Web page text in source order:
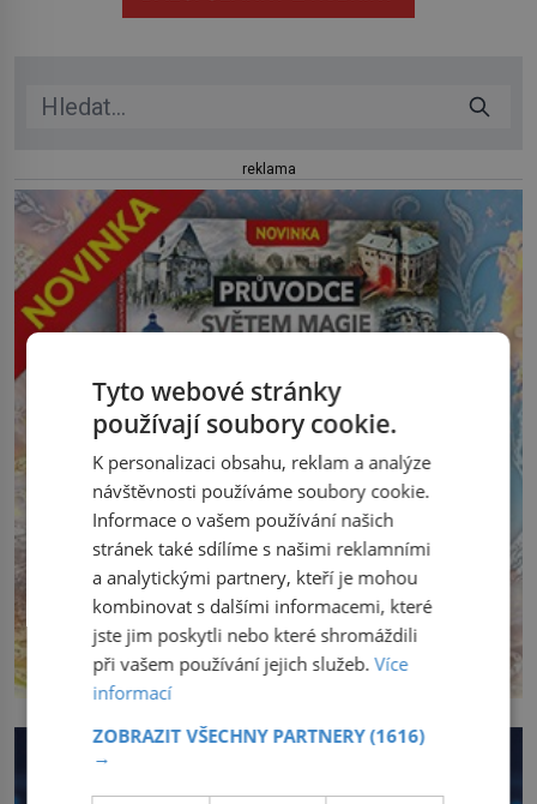
reklama
Tyto webové stránky
používají soubory cookie.
K personalizaci obsahu, reklam a analýze
návštěvnosti používáme soubory cookie.
Informace o vašem používání našich
stránek také sdílíme s našimi reklamními
a analytickými partnery, kteří je mohou
kombinovat s dalšími informacemi, které
jste jim poskytli nebo které shromáždili
při vašem používání jejich služeb.Více
informací
ZOBRAZIT VŠECHNY PARTNERY(1616)
→